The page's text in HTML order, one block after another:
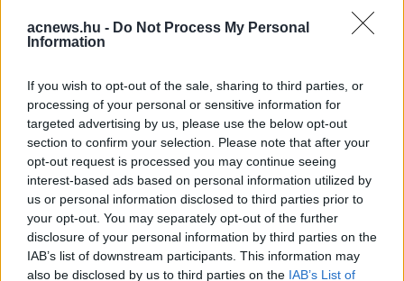
acnews.hu - Do Not Process My Personal
Information
If you wish to opt-out of the sale, sharing to third parties, or
processing of your personal or sensitive information for
targeted advertising by us, please use the below opt-out
section to confirm your selection. Please note that after your
opt-out request is processed you may continue seeing
interest-based ads based on personal information utilized by
us or personal information disclosed to third parties prior to
your opt-out. You may separately opt-out of the further
disclosure of your personal information by third parties on the
IAB’s list of downstream participants. This information may
also be disclosed by us to third parties on the IAB’s List of
Hirdetés